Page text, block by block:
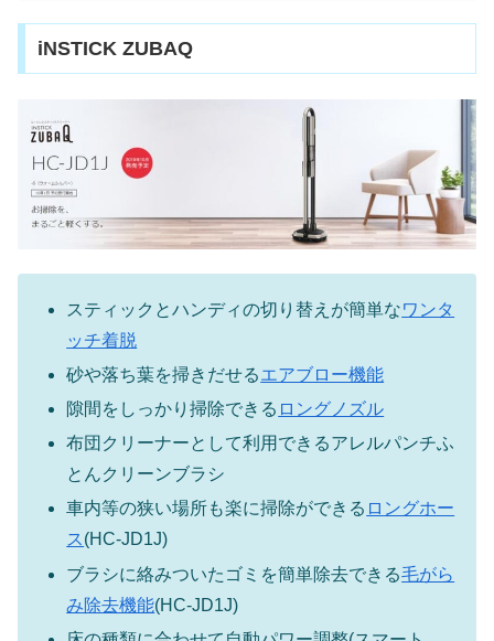
iNSTICK ZUBAQ
スティックとハンディの切り替えが簡単なワンタ
ッチ着脱
砂や落ち葉を掃きだせるエアブロー機能
隙間をしっかり掃除できる ロングノズル
布団クリーナーとして利用できるアレルパンチふ
とんクリーンブラシ
車内等の狭い場所も楽に掃除ができる ロングホー
ス (HC-JD1J)
ブラシに絡みついたゴミを簡単除去できる毛がら
み除去機能(HC-JD1J)